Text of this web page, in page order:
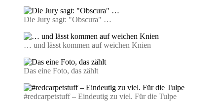
Die Jury sagt: "Obscura" …
… und lässt kommen auf weichen Knien
Das eine Foto, das zählt
#redcarpetstuff – Eindeutig zu viel. Für die Tulpe